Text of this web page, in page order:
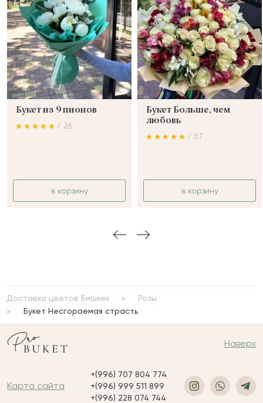
Букет из 9 пионов
/ 26
в корзину
Букет Больше, чем
любовь
/ 87
в корзину
Доставка цветов Бишкек
Розы
Букет Несгораемая страсть
Наверх
Карта сайта
+(996) 707 804 774
+(996) 999 511 899
+(996) 228 074 744